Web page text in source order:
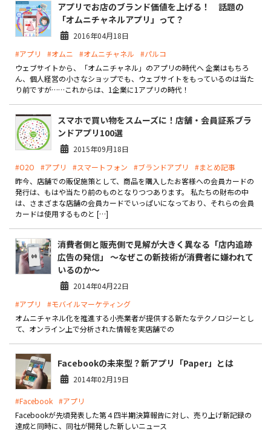
アプリでお店のブランド価値を上げる！ 話題の
「オムニチャネルアプリ」って？
2016年04月18日
#アプリ
#オムニ #オムニチャネル
#パルコ
ウェブサイトから、「オムニチャネル」のアプリの時代へ 企業はもちろ
ん、個人経営の小さなショップでも、ウェブサイトをもっているのは当た
り前ですが……これからは、1企業に1アプリの時代！
スマホで買い物をスムーズに！店舗・会員証系ブラ
ンドアプリ100選
2015年09月18日
#O2O
#アプリ #スマートフォン #ブランドアプリ
#まとめ記事
昨今、店舗での販促施策として、商品を購入したお客様への会員カードの
発行は、もはや当たり前のものとなりつつあります。 私たちの財布の中
は、さまざまな店舗の会員カードでいっぱいになっており、それらの会員
カードは使用するものと […]
消費者側と販売側で見解が大きく異なる「店内追跡
広告の発信」 ～なぜこの新技術が消費者に嫌われて
いるのか～
2014年04月22日
#アプリ
#モバイルマーケティング
オムニチャネル化を推進する小売業者が提供する新たなテクノロジーとし
て、オンライン上で分析された情報を実店舗での
Facebookの未来型？新アプリ「Paper」とは
2014年02月19日
#Facebook #アプリ
Facebookが先頃発表した第４四半期決算報告に対し、売り上げ新記録の
達成と同時に、同社が開発した新しいニュース